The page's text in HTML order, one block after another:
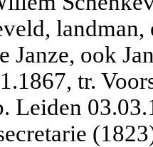
landman,
Janze, ook
tr.
Leiden